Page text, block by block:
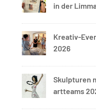
in der
Kreativ-
2026
Skulpturen
artteams